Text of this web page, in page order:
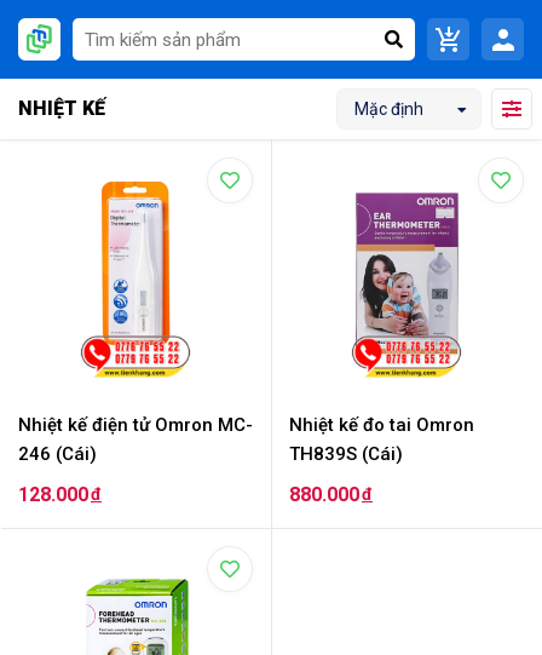
NHIỆT KẾ Mặc định
Nhiệt kế điện tử Omron MC-
246 (Cái)
128.000đ
Nhiệt kế đo tai Omron
TH839S (Cái)
880.000đ